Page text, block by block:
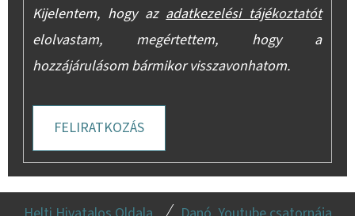
Kijelentem, hogy azadatkezelési tájékoztatót
elolvastam, megértettem, hogy a
hozzájárulásom bármikor visszavonhatom.
FELIRATKOZÁS